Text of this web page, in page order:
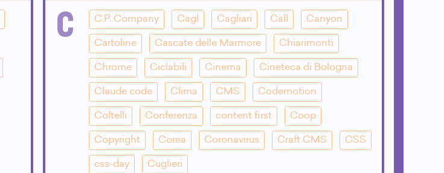
C C.P. Company Cagl Cagliari Call Canyon
Cartoline Cascate delle Marmore Chiarimonti
Chrome Ciclabili Cinema Cineteca di Bologna
Claude code Clima CMS Codemotion
Coltelli Conferenza content first Coop
Copyright Corea Coronavirus Craft CMS CSS
css-day Cuglieri